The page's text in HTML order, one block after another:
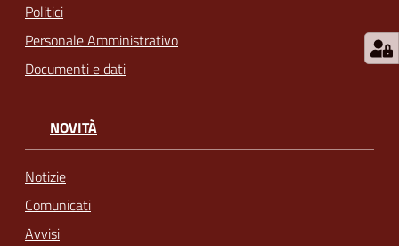
Politici
Personale Amministrativo
Documenti e dati
NOVITÀ
Notizie
Comunicati
Avvisi